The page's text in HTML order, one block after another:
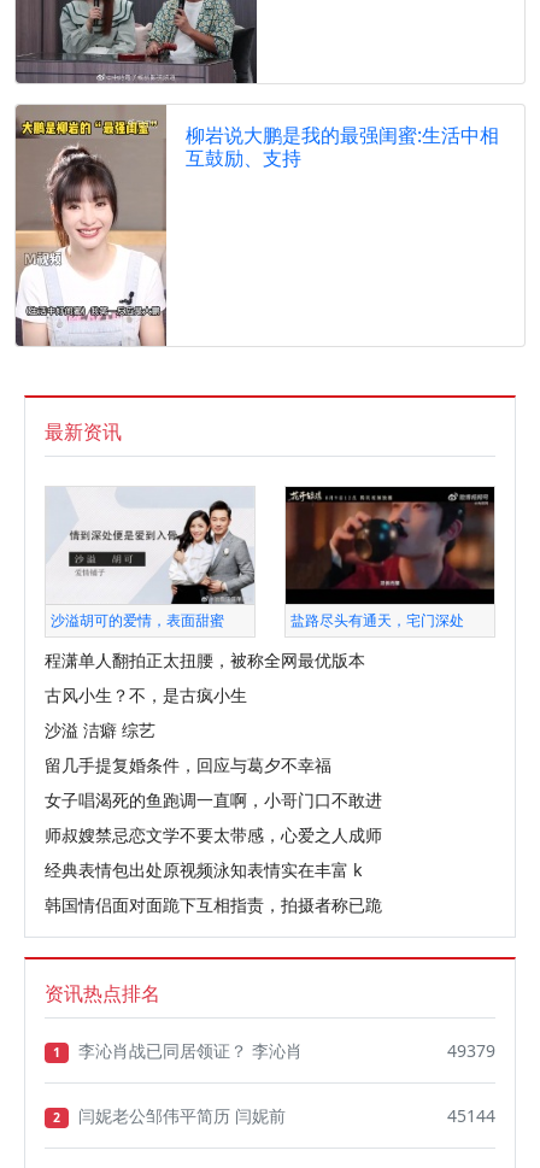
柳岩说大鹏是我的最强闺蜜:生活中相
互鼓励、支持
最新资讯
沙溢胡可的爱情，表面甜蜜 盐路尽头有通天，宅门深处
程潇单人翻拍正太扭腰，被称全网最优版本
古风小生？不，是古疯小生
沙溢 洁癖 综艺
留几手提复婚条件，回应与葛夕不幸福
女子唱渴死的鱼跑调一直啊，小哥门口不敢进
师叔嫂禁忌恋文学不要太带感，心爱之人成师
经典表情包出处原视频泳知表情实在丰富 k
韩国情侣面对面跪下互相指责，拍摄者称已跪
资讯热点排名
1 李沁肖战已同居领证？ 李沁肖 49379
2 闫妮老公邹伟平简历 闫妮前 45144